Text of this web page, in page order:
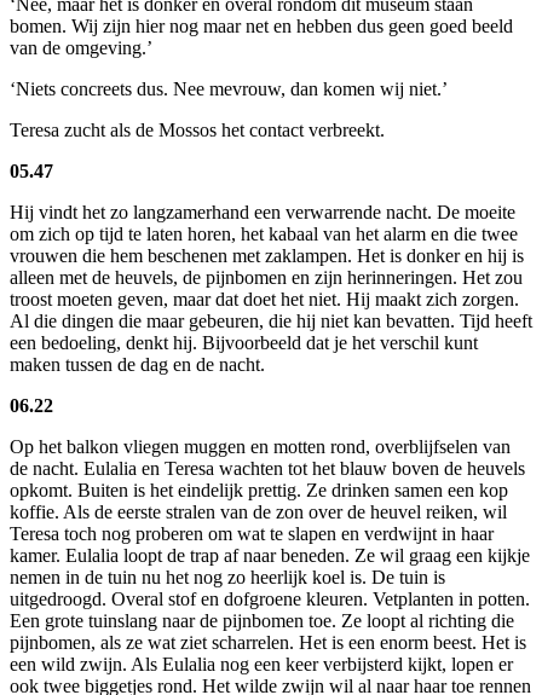
‘Nee, maar het is donker en overal rondom dit museum staan
bomen. Wij zijn hier nog maar net en hebben dus geen goed beeld
van de omgeving.’
‘Niets concreets dus. Nee mevrouw, dan komen wij niet.’
Teresa zucht als de Mossos het contact verbreekt.
05.47
Hij vindt het zo langzamerhand een verwarrende nacht. De moeite
om zich op tijd te laten horen, het kabaal van het alarm en die twee
vrouwen die hem beschenen met zaklampen. Het is donker en hij is
alleen met de heuvels, de pijnbomen en zijn herinneringen. Het zou
troost moeten geven, maar dat doet het niet. Hij maakt zich zorgen.
Al die dingen die maar gebeuren, die hij niet kan bevatten. Tijd heeft
een bedoeling, denkt hij. Bijvoorbeeld dat je het verschil kunt
maken tussen de dag en de nacht.
06.22
Op het balkon vliegen muggen en motten rond, overblijfselen van
de nacht. Eulalia en Teresa wachten tot het blauw boven de heuvels
opkomt. Buiten is het eindelijk prettig. Ze drinken samen een kop
koffie. Als de eerste stralen van de zon over de heuvel reiken, wil
Teresa toch nog proberen om wat te slapen en verdwijnt in haar
kamer. Eulalia loopt de trap af naar beneden. Ze wil graag een kijkje
nemen in de tuin nu het nog zo heerlijk koel is. De tuin is
uitgedroogd. Overal stof en dofgroene kleuren. Vetplanten in potten.
Een grote tuinslang naar de pijnbomen toe. Ze loopt al richting die
pijnbomen, als ze wat ziet scharrelen. Het is een enorm beest. Het is
een wild zwijn. Als Eulalia nog een keer verbijsterd kijkt, lopen er
ook twee biggetjes rond. Het wilde zwijn wil al naar haar toe rennen